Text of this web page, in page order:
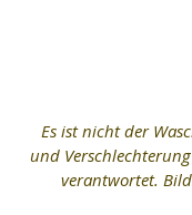
und
verantwortet.